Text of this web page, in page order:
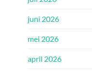
juni 2026
mei 2026
april 2026